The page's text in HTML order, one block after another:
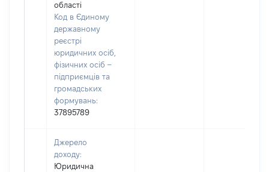
області
Код в Єдиному
державному
реєстрі
юридичних осіб,
фізичних осіб –
підприємців та
громадських
формувань:
37895789
Джерело
доходу:
Юридична